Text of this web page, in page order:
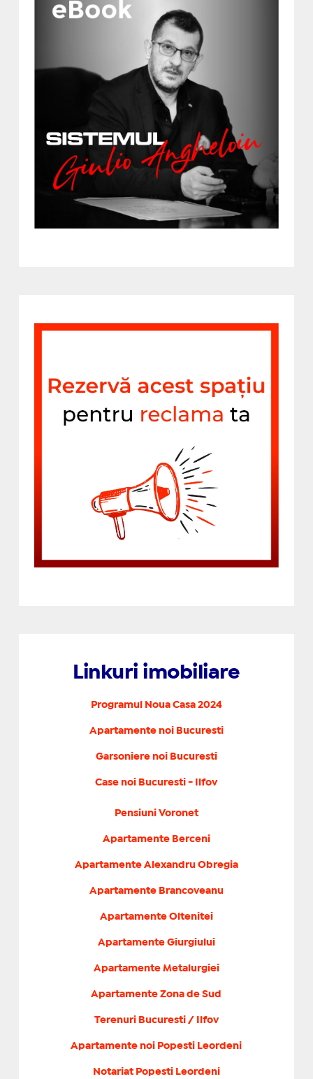
Linkuri imobiliare
Programul Noua Casa 2024
Apartamente noi Bucuresti
Garsoniere noi Bucuresti
Case noi Bucuresti - Ilfov
Pensiuni Voronet
Apartamente Berceni
Apartamente Alexandru Obregia
Apartamente Brancoveanu
Apartamente Oltenitei
Apartamente Giurgiului
Apartamente Metalurgiei
Apartamente Zona de Sud
Terenuri Bucuresti / Ilfov
Apartamente noi Popesti Leordeni
Notariat Popesti Leordeni